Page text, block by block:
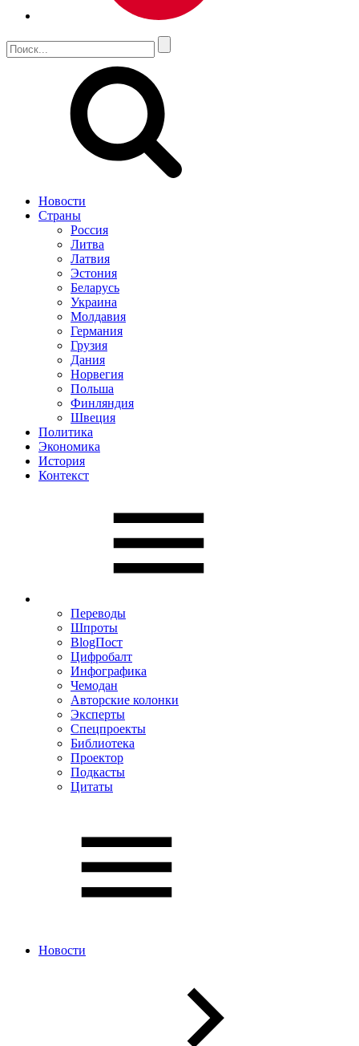
Новости
Страны
Россия
Литва
Латвия
Эстония
Беларусь
Украина
Молдавия
Германия
Грузия
Дания
Норвегия
Польша
Финляндия
Швеция
Политика
Экономика
История
Контекст
Переводы
Шпроты
BlogПост
Цифробалт
Инфографика
Чемодан
Авторские колонки
Эксперты
Спецпроекты
Библиотека
Проектор
Подкасты
Цитаты
Новости